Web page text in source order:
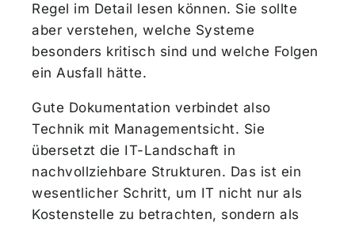
Regel im Detail lesen können. Sie sollte
aber verstehen, welche Systeme
besonders kritisch sind und welche Folgen
ein Ausfall hätte.
Gute Dokumentation verbindet also
Technik mit Managementsicht. Sie
übersetzt die IT-Landschaft in
nachvollziehbare Strukturen. Das ist ein
wesentlicher Schritt, um IT nicht nur als
Kostenstelle zu betrachten, sondern als